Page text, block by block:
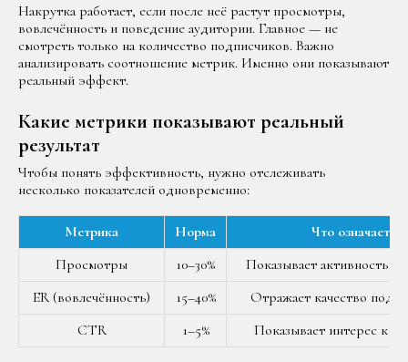
Накрутка работает, если после неё растут просмотры,
вовлечённость и поведение аудитории. Главное — не
смотреть только на количество подписчиков. Важно
анализировать соотношение метрик. Именно они показывают
реальный эффект.
Какие метрики показывают реальный
результат
Чтобы понять эффективность, нужно отслеживать
несколько показателей одновременно:
Метрика Норма
Что означает
Просмотры
10–30%
Показывает активность
ER (вовлечённость)
15–40%
Отражает качество
CTR
1–5% Показывает интерес к